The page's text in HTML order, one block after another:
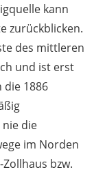
kann
zurückblicken.
des mittleren
und ist erst
die 1886
die
im Norden
bzw.